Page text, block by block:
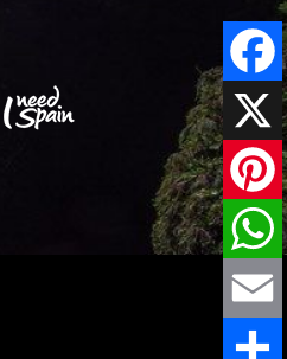
X
Email